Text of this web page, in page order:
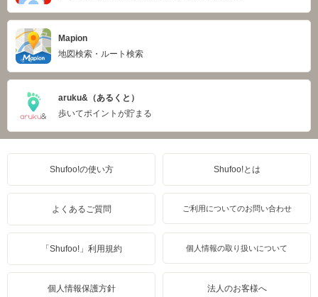
Mapion
地図検索・ルート検索
aruku&（あるくと）
歩いてポイントが貯まる
Shufoo!の使い方 Shufoo!とは
よくあるご質問 ご利用についてのお問い合わせ
「Shufoo!」利用規約 個人情報の取り扱いについて
個人情報保護方針 法人のお客様へ